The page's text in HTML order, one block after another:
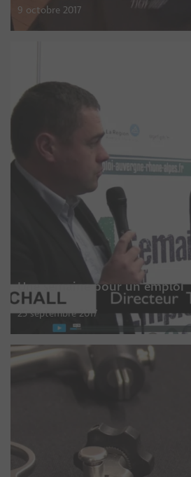
9 octobre 2017
Une semaine pour un emploi
25 septembre 2017